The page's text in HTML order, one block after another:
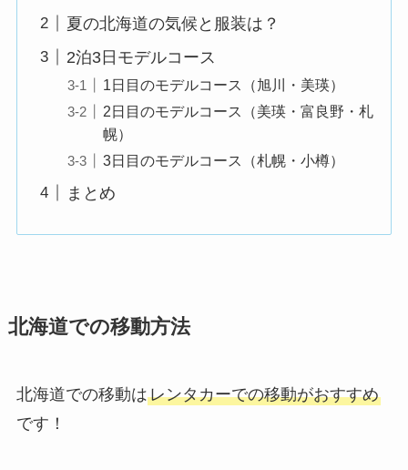
夏の北海道の気候と服装は？
2泊3日モデルコース
1日目のモデルコース（旭川・美瑛）
2日目のモデルコース（美瑛・富良野・札
幌）
3日目のモデルコース（札幌・小樽）
まとめ
北海道での移動方法
北海道での移動はレンタカーでの移動がおすすめ
です！